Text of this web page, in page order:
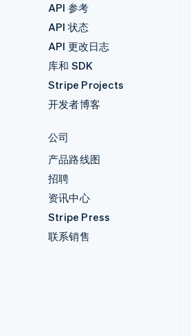
API 参考
API 状态
API 更改日志
库和 SDK
Stripe Projects
开发者博客
公司
产品路线图
招聘
资讯中心
Stripe Press
联系销售